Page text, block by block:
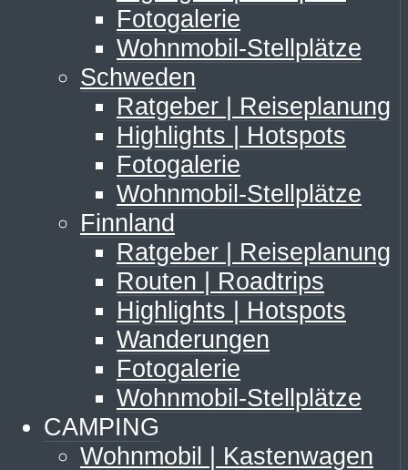
Fotogalerie
Wohnmobil-Stellplätze
Schweden
Ratgeber | Reiseplanung
Highlights | Hotspots
Fotogalerie
Wohnmobil-Stellplätze
Finnland
Ratgeber | Reiseplanung
Routen | Roadtrips
Highlights | Hotspots
Wanderungen
Fotogalerie
Wohnmobil-Stellplätze
CAMPING
Wohnmobil | Kastenwagen